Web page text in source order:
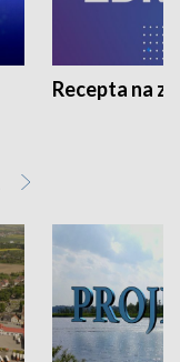
Recepta na